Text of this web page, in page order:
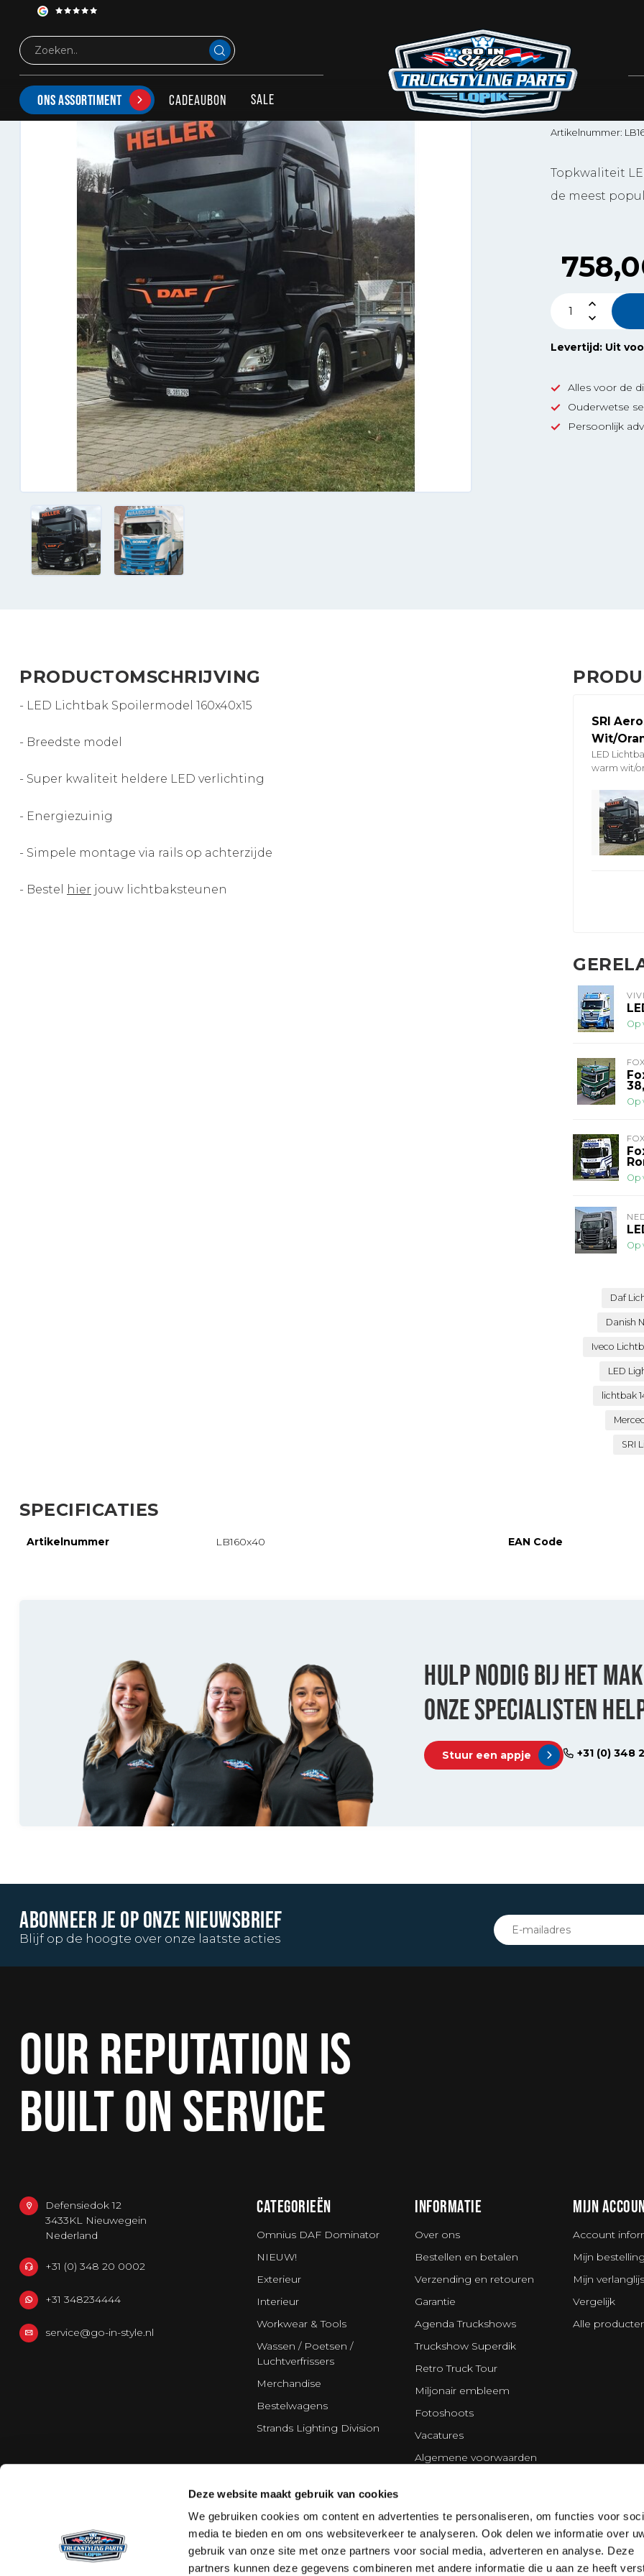
Deze website maakt gebruik van cookies
We gebruiken cookies om content en advertenties te personaliseren, om functies voor
media te bieden en om ons websiteverkeer te analyseren. Ook delen we informatie over
gebruik van onze site met onze partners voor social media, adverteren en analyse. Deze
partners kunnen deze gegevens combineren met andere informatie die u aan ze heeft
ONS ASSORTIMENT CADEAUBON SALE
SRI Sign
LED
Artikelnummer:
Topkwaliteit
de meest
Levertijd: Uit
Alles voor de
Ouderwetse
Persoonlijk
PRODUCTOMSCHRIJVING
- LED Lichtbak Spoilermodel 160x40x15
- Breedste model
- Super kwaliteit heldere LED verlichting
- Energiezuinig
- Simpele montage via rails op achterzijde
- Bestel hier jouw lichtbaksteunen
SRI
Wit/
LED
warm wit/
Op
Op
Op
Op
Daf
Danish
Iveco
LED
lichtbak
SRI
SPECIFICATIES
Artikelnummer LB160x40 EAN Code
HULP NODIG BIJ HET
ONZE SPECIALISTEN
Stuur een appje +31 (0) 348
ABONNEER JE OP ONZE NIEUWSBRIEF
Blijf op de hoogte over onze laatste acties
OUR REPUTATION IS
BUILT ON SERVICE
Defensiedok 12
3433KL Nieuwegein
Nederland
+31 (0) 348 20 0002
+31 348234444
service@go-in-style.nl
CATEGORIEËN
Omnius DAF Dominator
NIEUW!
Exterieur
Interieur
Workwear & Tools
Wassen / Poetsen /
Luchtverfrissers
Merchandise
Bestelwagens
Strands Lighting Division
INFORMATIE
Over ons
Bestellen en betalen
Verzending en retouren
Garantie
Agenda Truckshows
Truckshow Superdik
Retro Truck Tour
Miljonair embleem
Fotoshoots
Vacatures
Algemene voorwaarden
Cookie policy
Partners
MIJN
Account
Mijn
Mijn
Vergelijk
Alle